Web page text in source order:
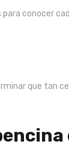
conocer
que tan